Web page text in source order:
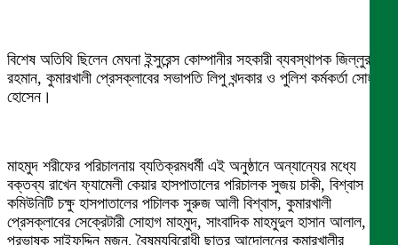
বিশেষ অতিথি ছিলেন মেঘনা ইন্সুরেন্স কোম্পানীর সহকারী ব্যবস্থাপক জিল্লুর
রহমান, কুমারখালী প্রেসক্লাবের সভাপতি লিপু খন্দকার ও পুলিশ কর্মকর্তা সোহাগ
হোসেন।
মাহমুদ শরীফের পরিচালনায় ব্যতিক্রমধর্মী এই অনুষ্ঠানে অন্যান্যের মধ্যে
বক্তব্য রাখেন ফ্যামেলী কেয়ার হাসপাতালের পরিচালক সুজয় চাকী, বিশ্বাস
কমিউনিটি চক্ষু হাসপাতালের পচিালক সুরুজ আলী বিশ্বাস, কুমারখালী
প্রেসক্লাবের সেক্রেটারী সোহাগ মাহমুদ, সাংবাদিক মাহমুদুল হাসান আলাল,
প্রভাষক সাইফুদ্দিন মজনু, বৈষম্যবিরোধী ছাত্র আন্দোলনের কুমারখালীর